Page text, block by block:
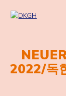
2022/독